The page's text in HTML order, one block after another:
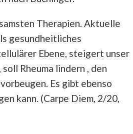
Therapien. Aktuelle
gesundheitliches
Ebene, steigert unser
Rheuma lindern , den
Es gibt ebenso
kann. (Carpe Diem, 2/20,